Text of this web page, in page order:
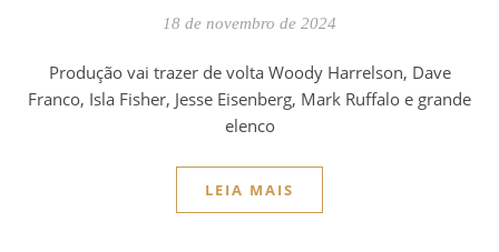
18 de novembro de 2024
Produção vai trazer de volta Woody Harrelson, Dave
Franco, Isla Fisher, Jesse Eisenberg, Mark Ruffalo e grande
elenco
LEIA MAIS